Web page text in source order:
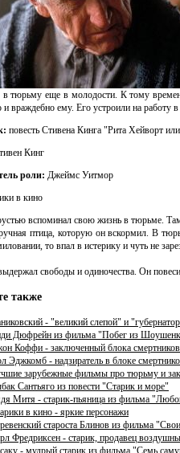
в тюрьму еще в молодости. К тому
и враждебно ему. Его устроили на работу
повесть Стивена Кинга "Рита Хейворт
Кинг
роли: Джеймс Уитмор
в кино
вспоминал свою жизнь в тюрьме.
птица, которую он вскормил. В
то впал в истерику и чуть не
свободы и одиночества. Он
также
- "великий слепой" и
Дюфрейн из фильма "Побег из
Коффи - заключенный блока
Эджкомб - надзиратель в блоке
зарубежные фильмы про тюрьму и
Сантьяго из повести "Старик и море"
Митя - старик-пьяница из фильма
в кино - яркие персонажи
староста Блинов из фильма
Фредриксен - старик, продавец
- мудрый старик из фильма "Семь